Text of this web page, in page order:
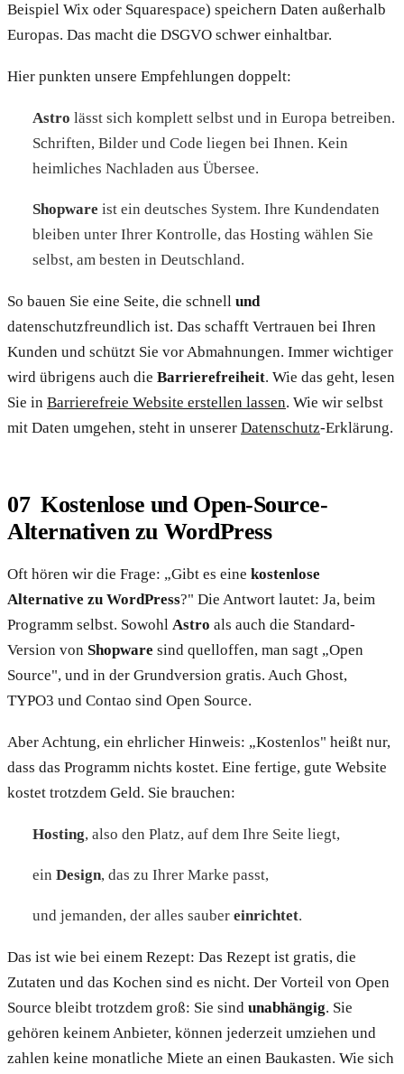
Beispiel Wix oder Squarespace) speichern Daten außerhalb
Europas. Das macht die DSGVO schwer einhaltbar.
Hier punkten unsere Empfehlungen doppelt:
Astro lässt sich komplett selbst und in Europa betreiben.
Schriften, Bilder und Code liegen bei Ihnen. Kein
heimliches Nachladen aus Übersee.
Shopware ist ein deutsches System. Ihre Kundendaten
bleiben unter Ihrer Kontrolle, das Hosting wählen Sie
selbst, am besten in Deutschland.
So bauen Sie eine Seite, die schnell und
datenschutzfreundlich ist. Das schafft Vertrauen bei Ihren
Kunden und schützt Sie vor Abmahnungen. Immer wichtiger
wird übrigens auch die Barrierefreiheit. Wie das geht, lesen
Sie in Barrierefreie Website erstellen lassen. Wie wir selbst
mit Daten umgehen, steht in unserer Datenschutz-Erklärung.
Kostenlose und Open-Source-
Alternativen zu WordPress
Oft hören wir die Frage: „Gibt es eine kostenlose
Alternative zu WordPress?" Die Antwort lautet: Ja, beim
Programm selbst. Sowohl Astro als auch die Standard-
Version von Shopware sind quelloffen, man sagt „Open
Source", und in der Grundversion gratis. Auch Ghost,
TYPO3 und Contao sind Open Source.
Aber Achtung, ein ehrlicher Hinweis: „Kostenlos" heißt nur,
dass das Programm nichts kostet. Eine fertige, gute Website
kostet trotzdem Geld. Sie brauchen:
Hosting, also den Platz, auf dem Ihre Seite liegt,
ein Design, das zu Ihrer Marke passt,
und jemanden, der alles sauber einrichtet.
Das ist wie bei einem Rezept: Das Rezept ist gratis, die
Zutaten und das Kochen sind es nicht. Der Vorteil von Open
Source bleibt trotzdem groß: Sie sind unabhängig. Sie
gehören keinem Anbieter, können jederzeit umziehen und
zahlen keine monatliche Miete an einen Baukasten. Wie sich